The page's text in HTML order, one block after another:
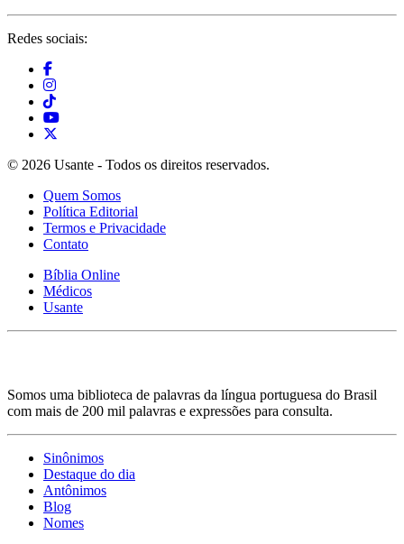
Redes sociais:
© 2026 Usante - Todos os direitos reservados.
Quem Somos
Política Editorial
Termos e Privacidade
Contato
Bíblia Online
Médicos
Usante
Somos uma biblioteca de palavras da língua portuguesa do Brasil
com mais de 200 mil palavras e expressões para consulta.
Sinônimos
Destaque do dia
Antônimos
Blog
Nomes